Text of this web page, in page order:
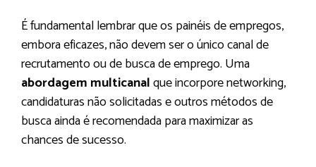
É fundamental lembrar que os painéis de empregos,
embora eficazes, não devem ser o único canal de
recrutamento ou de busca de emprego. Uma
abordagem multicanalque incorpore networking,
candidaturas não solicitadas e outros métodos de
busca ainda é recomendada para maximizar as
chances de sucesso.